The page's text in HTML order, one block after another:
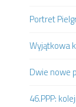
Portret
Wyjątkowa
Dwie nowe
46.PPP: